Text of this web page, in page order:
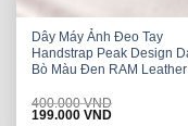
Dây Máy Ảnh Đeo Tay
Handstrap Peak Design
Bò Màu Đen RAM Leather
400.000VND
Original
199.000VNDCurrent